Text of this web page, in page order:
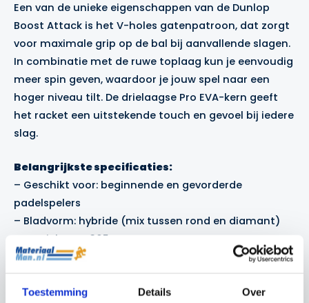
Toestemming Details Over
Een van de unieke eigenschappen van de Dunlop
Boost Attack is het V-holes gatenpatroon, dat zorgt
voor maximale grip op de bal bij aanvallende slagen.
In combinatie met de ruwe toplaag kun je eenvoudig
meer spin geven, waardoor je jouw spel naar een
hoger niveau tilt. De drielaagse Pro EVA-kern geeft
het racket een uitstekende touch en gevoel bij iedere
slag.
Belangrijkste specificaties:
– Geschikt voor: beginnende en gevorderde
padelspelers
– Bladvorm: hybride (mix tussen rond en diamant)
– Gewicht: ca. 365 gram
– Balans: medium
– Kern: Pro EVA